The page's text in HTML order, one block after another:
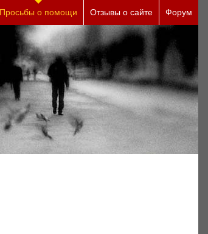
Просьбы о помощи Отзывы о сайте Форум